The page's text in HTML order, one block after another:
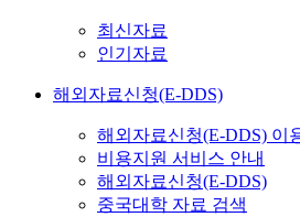
최신자료
인기자료
해외자료신청(E-DDS)
해외자료신청(E-DDS) 이
비용지원 서비스 안내
해외자료신청(E-DDS)
중국대학 자료 검색